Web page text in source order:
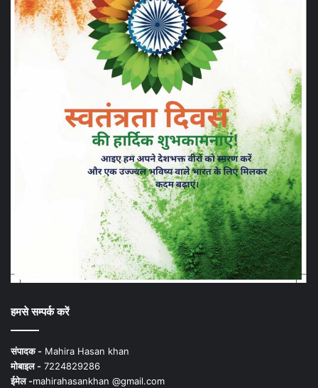
हमसे सम्पर्क करें
संपादक - Mahira Hasan khan
मोबाइल - 7224829286
ईमेल -mahirahasankhan @gmail.com